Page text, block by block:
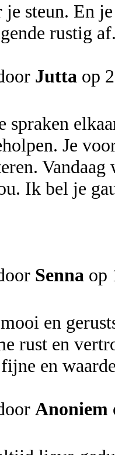
steun. En
rustig
Jutta op
spraken
Je
Ik bel je
Senna op
en
rust en
en
Anoniem